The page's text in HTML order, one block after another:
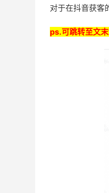
对于在抖音获客
ps.可跳转至文